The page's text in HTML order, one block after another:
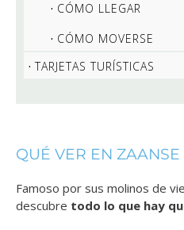
CÓMO LLEGAR
CÓMO MOVERSE
TARJETAS TURÍSTICAS
QUÉ VER EN ZAANSE
Famoso por sus molinos de
descubre todo lo que hay